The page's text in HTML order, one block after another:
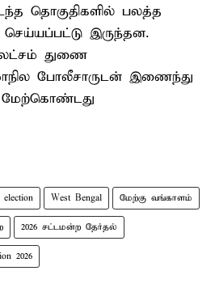
தொகுதிகளில் பலத்த
செய்யப்பட்டு இருந்தன.
லட்சம் துணை
போலீசாருடன் இணைந்து
மேற்கொண்டது
election West Bengal மேற்கு வங்காளம்
2026 சட்டமன்ற தேர்தல்
2026